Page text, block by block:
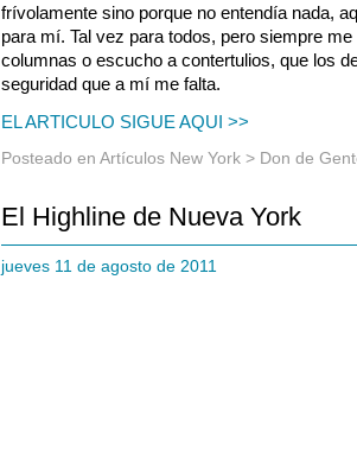
frívolamente sino porque no entendía nada,
para mí. Tal vez para todos, pero siempre
columnas o escucho a contertulios, que los
seguridad que a mí me falta.
EL ARTICULO SIGUE AQUI >>
Posteado en Artículos New York > Don de
El Highline de Nueva York
jueves 11 de agosto de 2011